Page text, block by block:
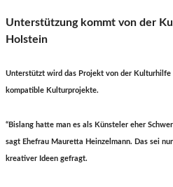
Unterstützung kommt von der
Holstein
Unterstützt wird das Projekt von der Kulturhilfe
kompatible Kulturprojekte.
“Bislang hatte man es als Künsteler eher
sagt Ehefrau Mauretta Heinzelmann. Das sei
kreativer Ideen gefragt.